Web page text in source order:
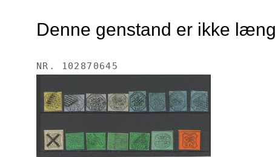
Denne genstand er ikke
NR. 102870645